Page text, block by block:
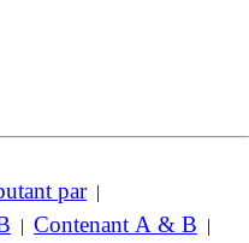
par|
| Contenant A & B |